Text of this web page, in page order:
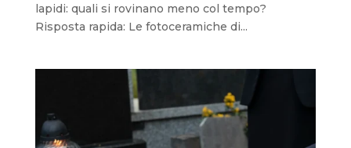
lapidi: quali si rovinano meno col tempo?
Risposta rapida: Le fotoceramiche di...